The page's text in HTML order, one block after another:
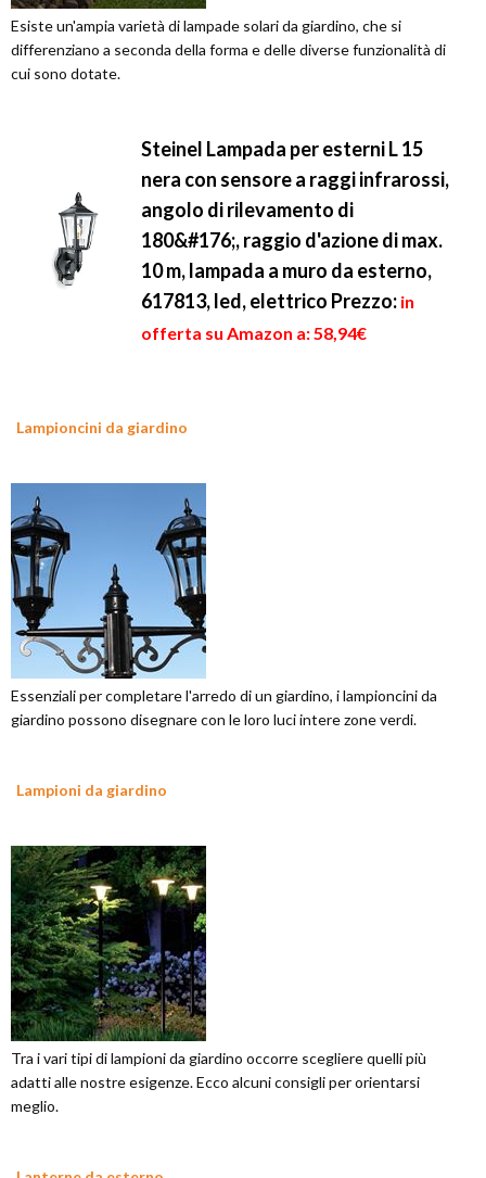
Esiste un'ampia varietà di lampade solari da giardino, che si
differenziano a seconda della forma e delle diverse funzionalità di
cui sono dotate.
Steinel Lampada per esterni L 15
nera con sensore a raggi infrarossi,
angolo di rilevamento di
180&#176;, raggio d'azione di max.
10 m, lampada a muro da esterno,
617813, led, elettrico Prezzo: in
offerta su Amazon a: 58,94€
Lampioncini da giardino
Essenziali per completare l'arredo di un giardino, i lampioncini da
giardino possono disegnare con le loro luci intere zone verdi.
Lampioni da giardino
Tra i vari tipi di lampioni da giardino occorre scegliere quelli più
adatti alle nostre esigenze. Ecco alcuni consigli per orientarsi
meglio.